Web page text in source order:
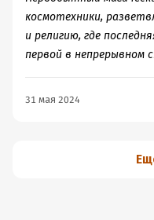
космотехники,
и религию, где
первой в непрерывном
31 мая 2024